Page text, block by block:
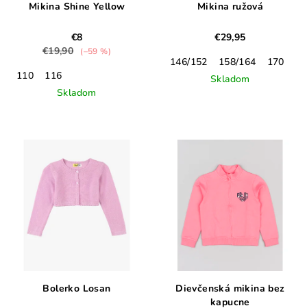
Mikina Shine Yellow
€8
€19,90
(–59 %)
110
116
Skladom
Mikina ružová
€29,95
146/152
158/164
170
Skladom
Bolerko Losan
Dievčenská mikina bez
kapucne